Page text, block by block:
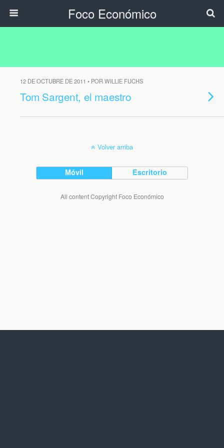
Foco Económico
12 DE OCTUBRE DE 2011 • POR WILLIE FUCHS
Tom Sargent, el maestro
Volver arriba
Móvil Escritorio
All content Copyright Foco Económico